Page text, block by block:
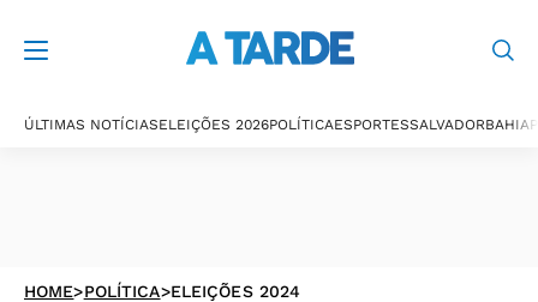
ÚLTIMAS NOTÍCIASELEIÇÕES 2026POLÍTICAESPORTESSALVADORBAHIA
HOME>POLÍTICA>ELEIÇÕES 2024